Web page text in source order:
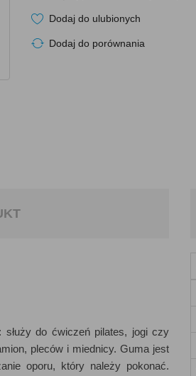
Dodaj do ulubionych
Dodaj do porównania
do ćwiczeń pilates, jogi czy
pleców i miednicy. Guma jest
oporu, który należy pokonać.